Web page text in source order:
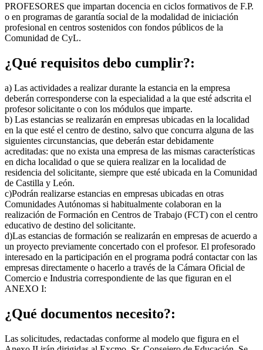
PROFESORES que impartan docencia en ciclos formativos de F.P.
o en programas de garantía social de la modalidad de iniciación
profesional en centros sostenidos con fondos públicos de la
Comunidad de CyL.
¿Qué requisitos debo cumplir?:
a) Las actividades a realizar durante la estancia en la empresa
deberán corresponderse con la especialidad a la que esté adscrita el
profesor solicitante o con los módulos que imparte.
b) Las estancias se realizarán en empresas ubicadas en la localidad
en la que esté el centro de destino, salvo que concurra alguna de las
siguientes circunstancias, que deberán estar debidamente
acreditadas: que no exista una empresa de las mismas características
en dicha localidad o que se quiera realizar en la localidad de
residencia del solicitante, siempre que esté ubicada en la Comunidad
de Castilla y León.
c)Podrán realizarse estancias en empresas ubicadas en otras
Comunidades Autónomas si habitualmente colaboran en la
realización de Formación en Centros de Trabajo (FCT) con el centro
educativo de destino del solicitante.
d)Las estancias de formación se realizarán en empresas de acuerdo a
un proyecto previamente concertado con el profesor. El profesorado
interesado en la participación en el programa podrá contactar con las
empresas directamente o hacerlo a través de la Cámara Oficial de
Comercio e Industria correspondiente de las que figuran en el
ANEXO I:
¿Qué documentos necesito?:
Las solicitudes, redactadas conforme al modelo que figura en el